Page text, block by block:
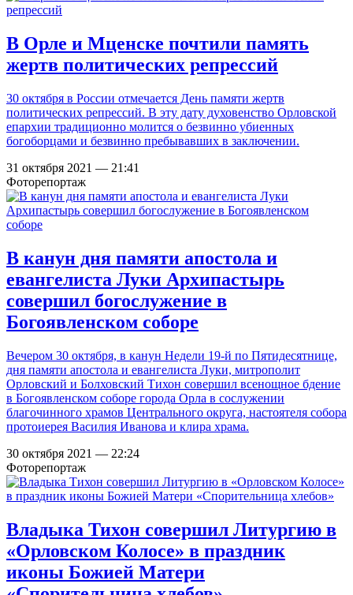
В Орле и Мценске почтили память
жертв политических репрессий
30 октября в России отмечается День памяти жертв
политических репрессий. В эту дату духовенство Орловской
епархии традиционно молится о безвинно убиенных
богоборцами и безвинно пребывавших в заключении.
31 октября 2021 — 21:41
Фоторепортаж
В канун дня памяти апостола и
евангелиста Луки Архипастырь
совершил богослужение в
Богоявленском соборе
Вечером 30 октября, в канун Недели 19-й по Пятидесятнице,
дня памяти апостола и евангелиста Луки, митрополит
Орловский и Болховский Тихон совершил всенощное бдение
в Богоявленском соборе города Орла в сослужении
благочинного храмов Центрального округа, настоятеля собора
протоиерея Василия Иванова и клира храма.
30 октября 2021 — 22:24
Фоторепортаж
Владыка Тихон совершил Литургию в
«Орловском Колосе» в праздник
иконы Божией Матери